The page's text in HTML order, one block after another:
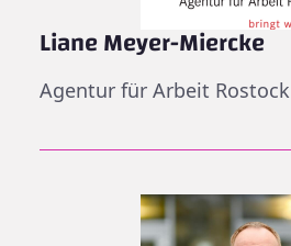
Liane Meyer-Miercke
Agentur für Arbeit Rostock